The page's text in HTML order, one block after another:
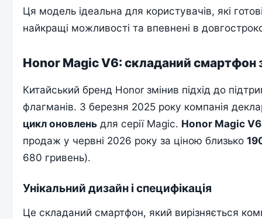
Ця модель ідеальна для користувачів, які
найкращі можливості та впевнені в
Honor Magic V6: складаний смартфон
Китайський бренд Honor змінив підхід до
флагманів. З березня 2025 року компанія
цикл оновлень для серії Magic. Honor Magic V6
продаж у червні 2026 року за ціною близько
680 гривень).
Унікальний дизайн і специфікація
Це складаний смартфон, який вирізняється